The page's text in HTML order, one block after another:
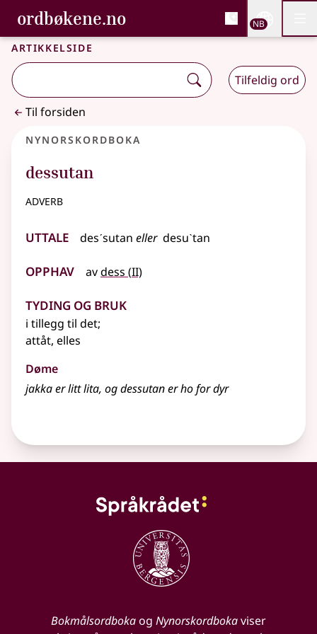
Gå til hovedinnhold
Tilgjengelighet
ordbøkene.no, Bokmålsordboka og
Bokmålsordboka og Nynorskordboka
NB
Artikkelside
Tilfeldig ord
Til forsiden
Nynorskordboka
dessutan
adverb
Uttale desˊsutan eller desuˋtan
Opphav avdess (2
II)
Tyding og bruk
i tillegg til det;
attåt, elles
Døme
jakka er litt lita, og dessutan er ho for dyr
Bokmålsordbokaog Nynorskordbokaviser